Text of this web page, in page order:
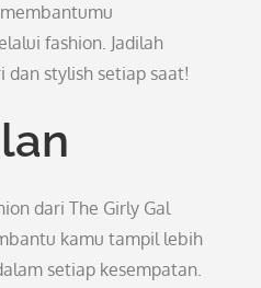
fashion. Jadilah
stylish setiap saat!
dari The Girly Gal
kamu tampil lebih
setiap kesempatan.